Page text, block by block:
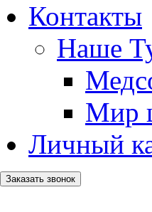
Контакты
Наше
Мир
Личный
Заказать звонок